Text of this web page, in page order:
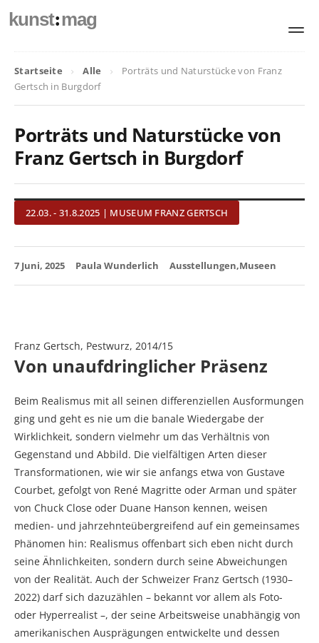
kunst:mag
Startseite Alle
Porträts und Naturstücke von Franz
Gertsch in Burgdorf
Porträts und Naturstücke von
Franz Gertsch in Burgdorf
22.03. - 31.8.2025 | MUSEUM FRANZ GERTSCH
7 Juni, 2025 Paula Wunderlich Ausstellungen Museen
Franz Gertsch, Pestwurz, 2014/15
Von unaufdringlicher Präsenz
Beim Realismus mit all seinen differenziellen Ausformungen
ging und geht es nie um die banale Wiedergabe der
Wirklichkeit, sondern vielmehr um das Verhältnis von
Gegenstand und Abbild. Die vielfältigen Arten dieser
Transformationen, wie wir sie anfangs etwa von Gustave
Courbet, gefolgt von René Magritte oder Arman und später
von Chuck Close oder Duane Hanson kennen, weisen
medien- und jahrzehnteübergreifend auf ein gemeinsames
Phänomen hin: Realismus offenbart sich eben nicht durch
seine Ähnlichkeiten, sondern durch seine Abweichungen
von der Realität. Auch der Schweizer Franz Gertsch (1930–
2022) darf sich dazuzählen – bekannt vor allem als Foto-
oder Hyperrealist –, der seine Arbeitsweise unabhängig von
amerikanischen Ausprägungen entwickelte und dessen